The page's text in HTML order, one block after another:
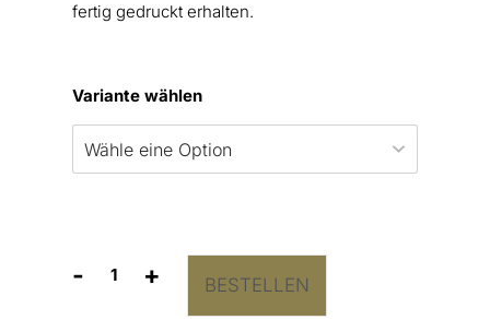
fertig gedruckt erhalten.
Variante wählen
-
Aufkleber+ BESTELLEN